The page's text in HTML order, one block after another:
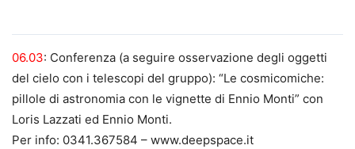
06.03: Conferenza (a seguire osservazione degli oggetti
del cielo con i telescopi del gruppo): “Le cosmicomiche:
pillole di astronomia con le vignette di Ennio Monti” con
Loris Lazzati ed Ennio Monti.
Per info: 0341.367584 – www.deepspace.it